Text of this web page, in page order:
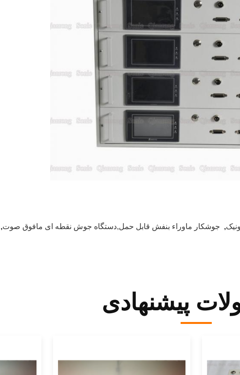
, جوشکار ماوراء بنفش قابل حمل,دستگاه جوش نقطه ای مافوق صوت,
پیشنهادی